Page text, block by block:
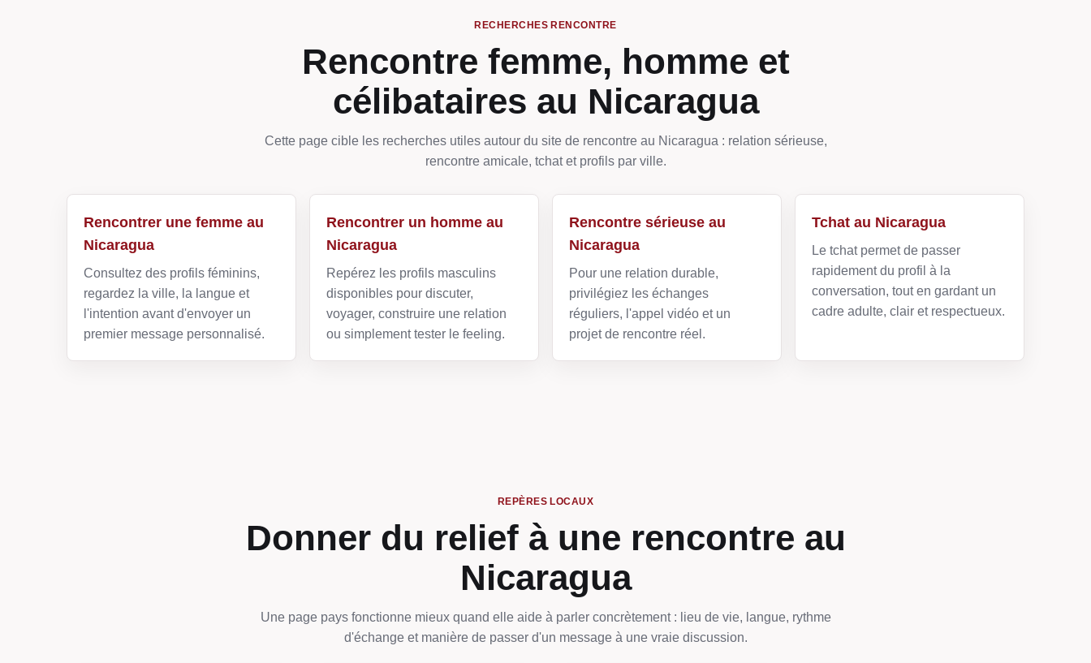
RECHERCHES RENCONTRE
Rencontre femme, homme et
célibataires au Nicaragua
Cette page cible les recherches utiles autour du site de rencontre au Nicaragua : relation sérieuse,
rencontre amicale, tchat et profils par ville.
Rencontrer une femme au
Nicaragua
Consultez des profils féminins,
regardez la ville, la langue et
l'intention avant d'envoyer un
premier message personnalisé.
Rencontrer un homme au
Nicaragua
Repérez les profils masculins
disponibles pour discuter,
voyager, construire une relation
ou simplement tester le feeling.
Rencontre sérieuse au
Nicaragua
Pour une relation durable,
privilégiez les échanges
réguliers, l'appel vidéo et un
projet de rencontre réel.
Tchat au Nicaragua
Le tchat permet de passer
rapidement du profil à la
conversation, tout en gardant un
cadre adulte, clair et respectueux.
REPÈRES LOCAUX
Donner du relief à une rencontre au
Nicaragua
Une page pays fonctionne mieux quand elle aide à parler concrètement : lieu de vie, langue, rythme
d'échange et manière de passer d'un message à une vraie discussion.